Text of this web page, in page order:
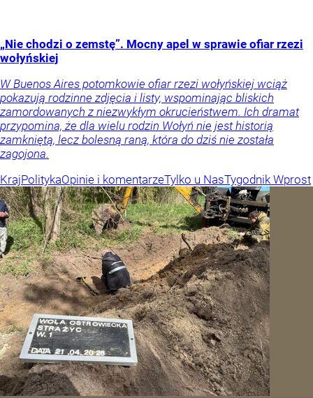
„Nie chodzi o zemstę”. Mocny apel w sprawie ofiar rzezi
wołyńskiej
W Buenos Aires potomkowie ofiar rzezi wołyńskiej wciąż
pokazują rodzinne zdjęcia i listy, wspominając bliskich
zamordowanych z niezwykłym okrucieństwem. Ich dramat
przypomina, że dla wielu rodzin Wołyń nie jest historią
zamkniętą, lecz bolesną raną, która do dziś nie została
zagojona.
KrajPolitykaOpinie i komentarzeTylko u NasTygodnik Wprost